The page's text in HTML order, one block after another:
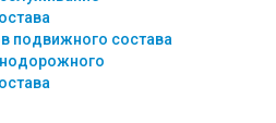
подвижного состава